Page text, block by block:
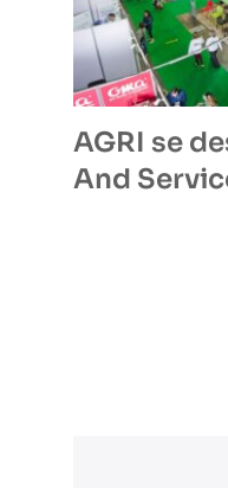
AGRI se
And